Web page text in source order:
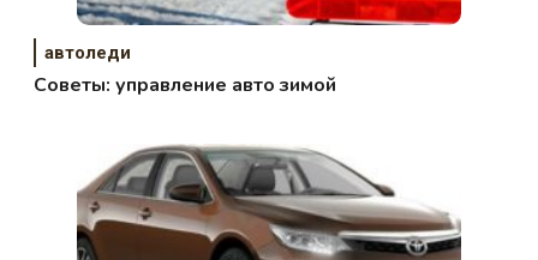
автоледи
Советы: управление авто зимой